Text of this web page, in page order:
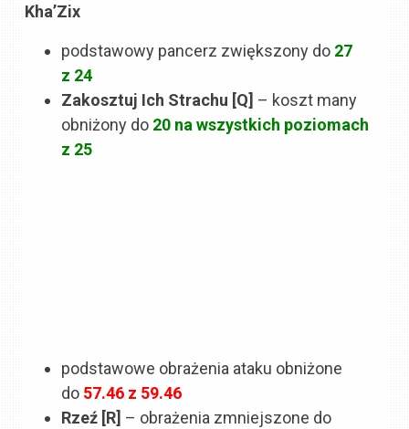
Kha’Zix
podstawowy pancerz zwiększony do 27
z 24
Zakosztuj Ich Strachu [Q] – koszt many
obniżony do 20 na wszystkich poziomach
z 25
podstawowe obrażenia ataku obniżone
do 57.46 z 59.46
Rzeź [R] – obrażenia zmniejszone do